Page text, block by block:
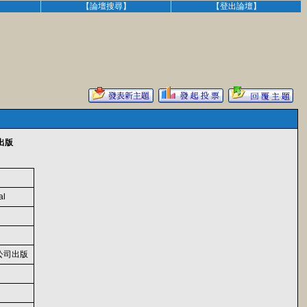
【論壇搜尋】 【登出論壇】
版
司出版